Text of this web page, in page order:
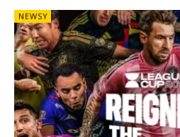
NEWSY